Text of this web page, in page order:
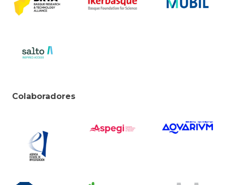
Colaboradores